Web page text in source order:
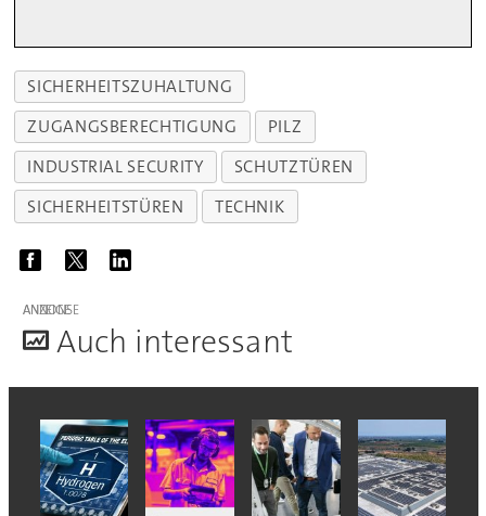
SICHERHEITSZUHALTUNG
ZUGANGSBERECHTIGUNG
PILZ
INDUSTRIAL SECURITY
SCHUTZTÜREN
SICHERHEITSTÜREN
TECHNIK
ANZEIGE
Auch interessant